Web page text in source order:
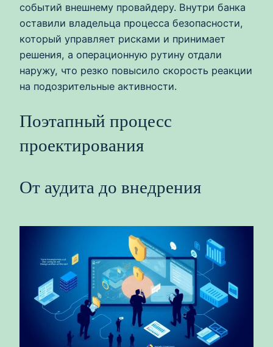
событий внешнему провайдеру. Внутри банка
оставили владельца процесса безопасности,
который управляет рисками и принимает
решения, а операционную рутину отдали
наружу, что резко повысило скорость реакции
на подозрительные активности.
Поэтапный процесс
проектирования
От аудита до внедрения